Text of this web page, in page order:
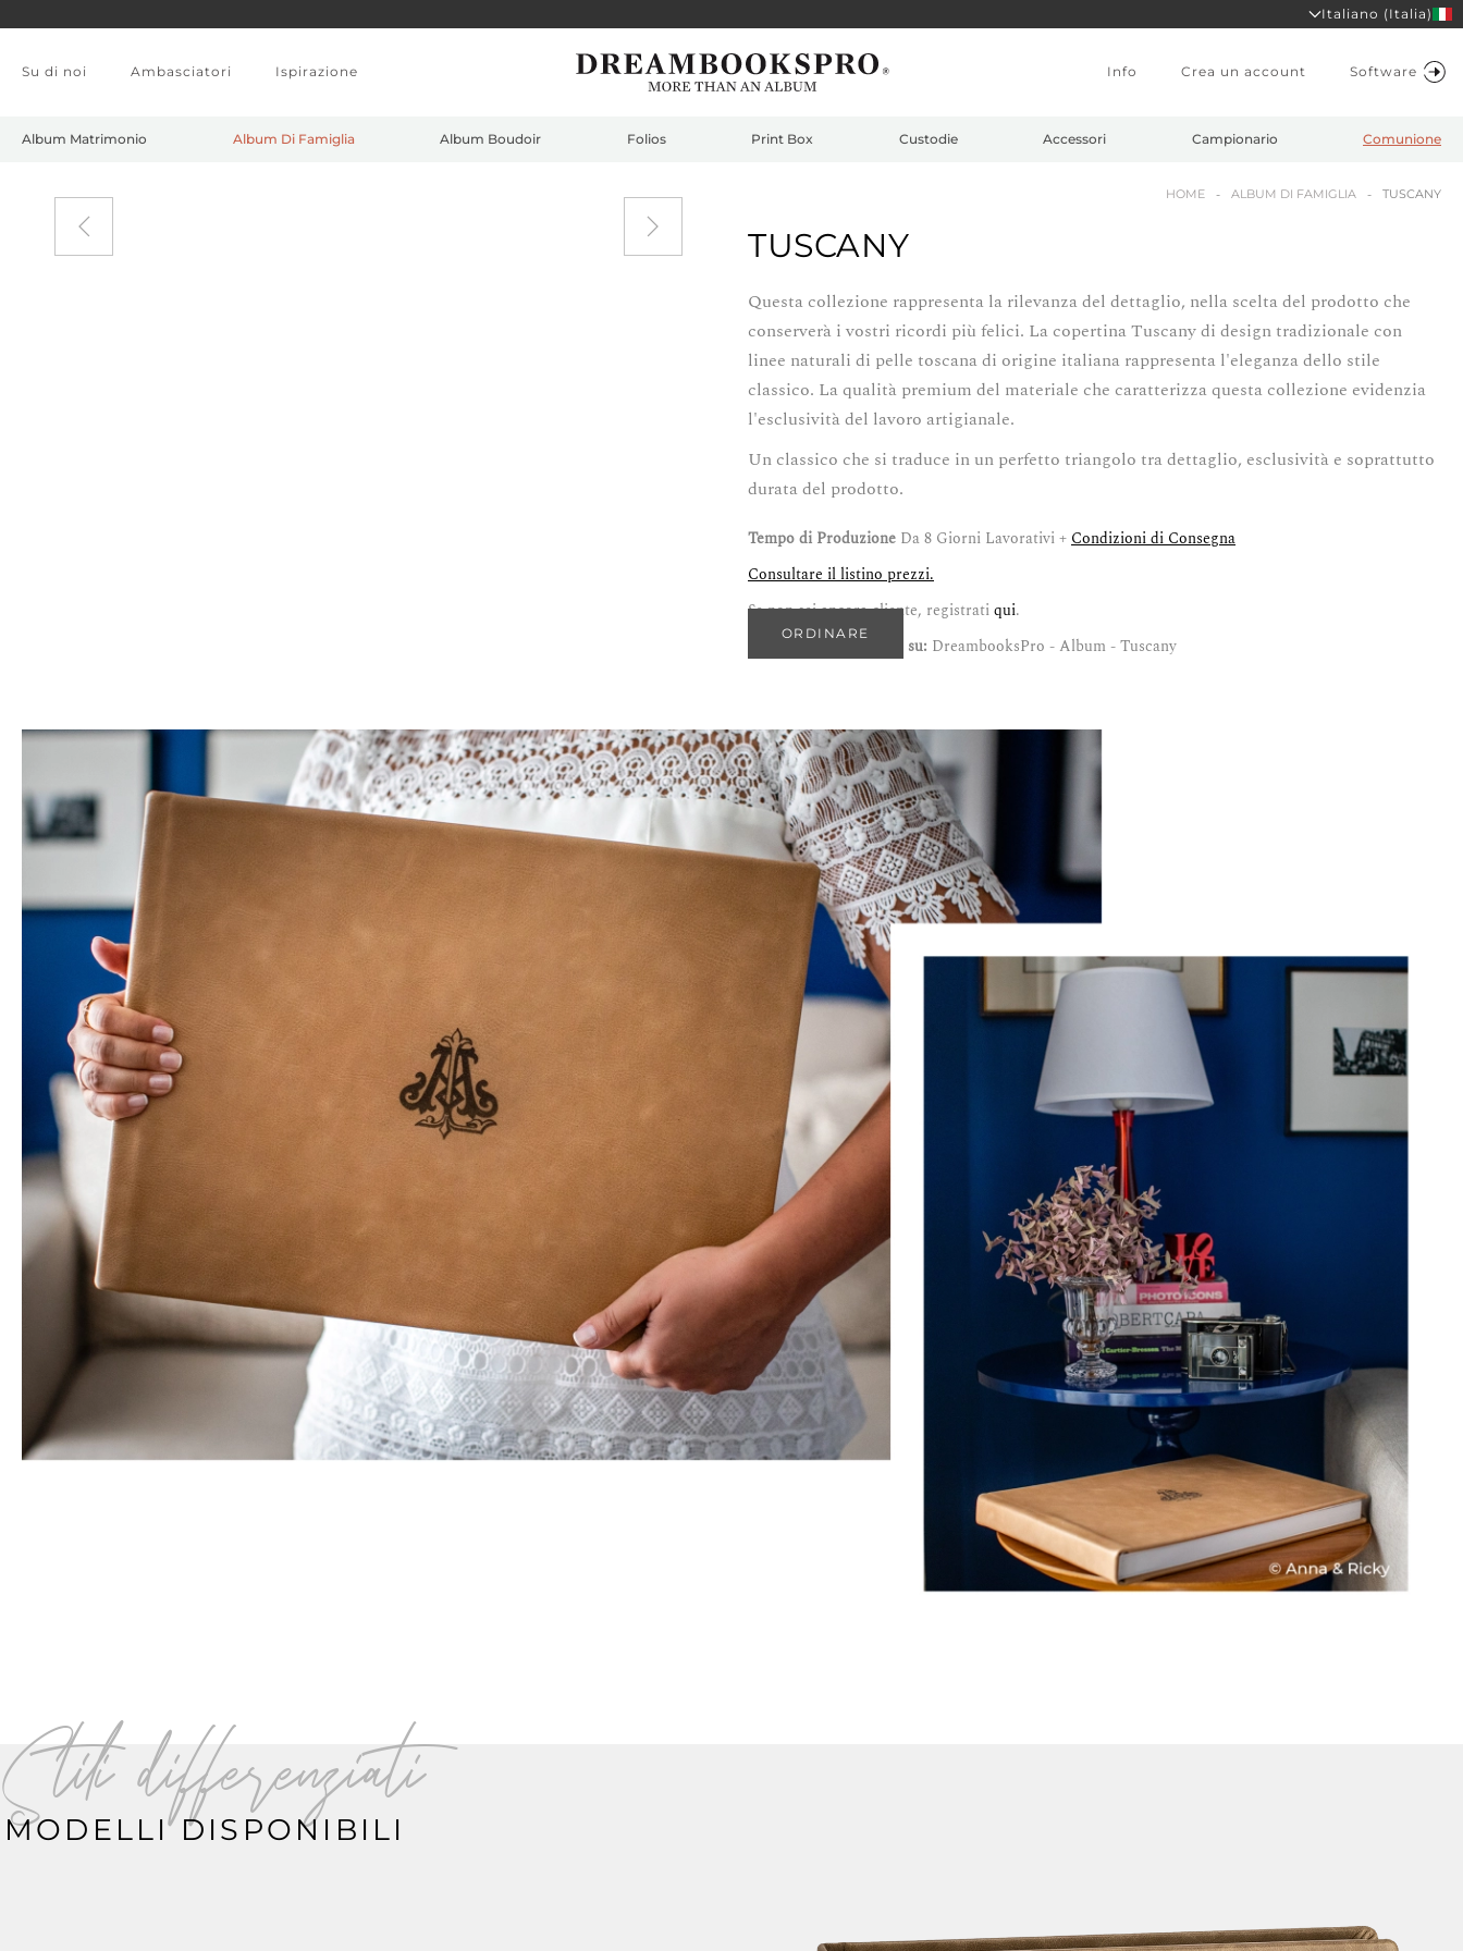
Italiano (Italia)
Su di noi Ambasciatori Ispirazione Info Crea un account Software
Album Matrimonio Album Di Famiglia Album Boudoir Folios Print Box Custodie Accessori Campionario Comunione
HOME ALBUM DI FAMIGLIA TUSCANY
TUSCANY
Questa collezione rappresenta la rilevanza del dettaglio, nella scelta del prodotto che
conserverà i vostri ricordi più felici. La copertina Tuscany di design tradizionale con
linee naturali di pelle toscana di origine italiana rappresenta l'eleganza dello stile
classico. La qualità premium del materiale che caratterizza questa collezione evidenzia
l'esclusività del lavoro artigianale.
Un classico che si traduce in un perfetto triangolo tra dettaglio, esclusività e soprattutto
durata del prodotto.
Tempo di Produzione Da 8 Giorni Lavorativi + Condizioni di Consegna
Consultare il listino prezzi.
Se non sei ancora cliente, registratiqui.
Trova questo prodotto su: DreambooksPro - Album - Tuscany
ORDINARE
Stili differenziati
MODELLI DISPONIBILI